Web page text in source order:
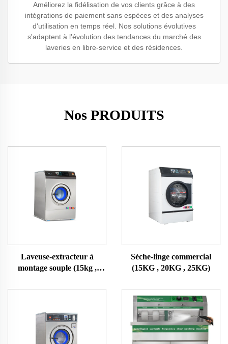
Améliorez la fidélisation de vos clients grâce à des
intégrations de paiement sans espèces et des analyses
d'utilisation en temps réel. Nos solutions évolutives
s'adaptent à l'évolution des tendances du marché des
laveries en libre-service et des résidences.
Nos PRODUITS
Laveuse-extracteur à
montage souple (15kg ,
Sèche-linge commercial
(15KG , 20KG , 25KG)